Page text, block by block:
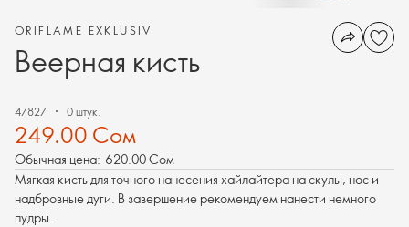
ORIFLAME EXKLUSIV
Веерная кисть
47827 0 штук.
249.00 Сом
Обычная цена: 620.00 Сом
Мягкая кисть для точного нанесения хайлайтера на скулы, нос и
надбровные дуги. В завершение рекомендуем нанести немного
пудры.